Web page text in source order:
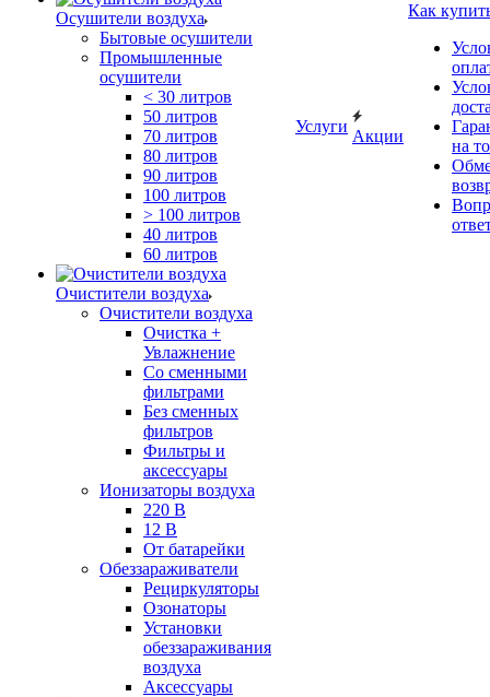
Осушители воздуха
Бытовые осушители
Промышленные
осушители
< 30 литров
50 литров
70 литров
80 литров
90 литров
100 литров
> 100 литров
40 литров
60 литров
Очистители воздуха
Очистители воздуха
Очистка +
Увлажнение
Cо сменными
фильтрами
Без сменных
фильтров
Фильтры и
аксессуары
Ионизаторы воздуха
220 В
12 В
От батарейки
Обеззараживатели
Рециркуляторы
Озонаторы
Установки
обеззараживания
воздуха
Аксессуары
Услуги
Акции
Как
на